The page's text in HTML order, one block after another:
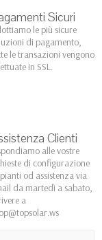
Sicuri
le più sicure
di pagamento,
le transazioni vengono
in SSL.
Clienti
alle vostre
di configurazione
od assistenza via
da martedì a sabato,
a